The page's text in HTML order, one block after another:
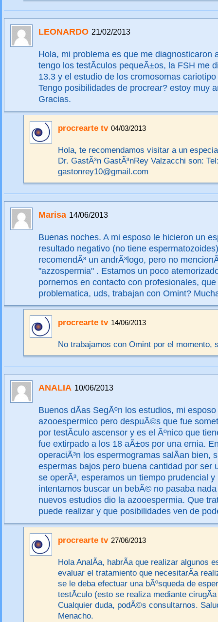
LEONARDO 21/02/2013
Hola, mi problema es que me diagnosticaron
tengo los testÃ­culos pequeÃ±os, la FSH me
13.3 y el estudio de los cromosomas cariotipo
Tengo posibilidades de procrear? estoy muy
Gracias.
procrearte tv 04/03/2013
Hola, te recomendamos visitar a un
Dr. GastÃ³n GastÃ³nRey Valzacchi son:
gastonrey10@gmail.com
Marisa 14/06/2013
Buenas noches. A mi esposo le hicieron un
resultado negativo (no tiene
recomendÃ³ un andrÃ³logo, pero no
"azzospermia" . Estamos un poco
pornernos en contacto con profesionales,
problematica, uds, trabajan con Omint?
procrearte tv 14/06/2013
No trabajamos con Omint por el momento,
ANALIA 10/06/2013
Buenos dÃ­as SegÃºn los estudios, mi esposo
azooespermico pero despuÃ©s que fue
por testÃ­culo ascensor y es el Ãºnico que
fue extirpado a los 18 aÃ±os por una ernia.
operaciÃ³n los espermogramas salÃ­an bien,
espermas bajos pero buena cantidad por ser
se operÃ³, esperamos un tiempo prudencial
intentamos buscar un bebÃ© no pasaba
nuevos estudios dio la azooespermia. Que
puede realizar y que posibilidades ven de
procrearte tv 27/06/2013
Hola AnalÃ­a, habrÃ­a que realizar algunos
evaluar el tratamiento que necesitarÃ­a
se le deba efectuar una bÃºsqueda de
testÃ­culo (esto se realiza mediante
Cualquier duda, podÃ©s consultarnos.
Menacho.